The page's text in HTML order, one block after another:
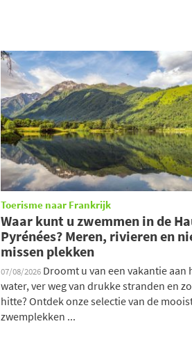
Toerisme naar Frankrijk
Waar kunt u zwemmen in de
Pyrénées? Meren, rivieren en
missen plekken
07/08/2026 Droomt u van een vakantie aan
water, ver weg van drukke stranden en
hitte? Ontdek onze selectie van de
zwemplekken ...